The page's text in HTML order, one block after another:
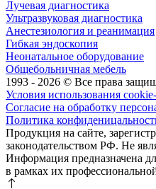
Лучевая диагностика
Ультразвуковая диагностика
Анестезиология и реанимация
Гибкая эндоскопия
Неонатальное оборудование
Общебольничная мебель
1993 - 2026 © Все права
Условия использования
Согласие на обработку
Политика
Продукция на сайте,
законодательством РФ. Не
Информация предназначена
в рамках их